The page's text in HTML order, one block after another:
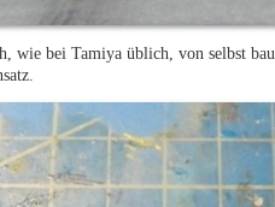
wie bei Tamiya üblich, von selbst